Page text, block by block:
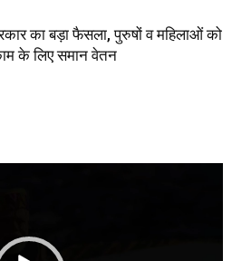
का बड़ा फैसला, पुरुषों व महिलाओं को
के लिए समान वेतन